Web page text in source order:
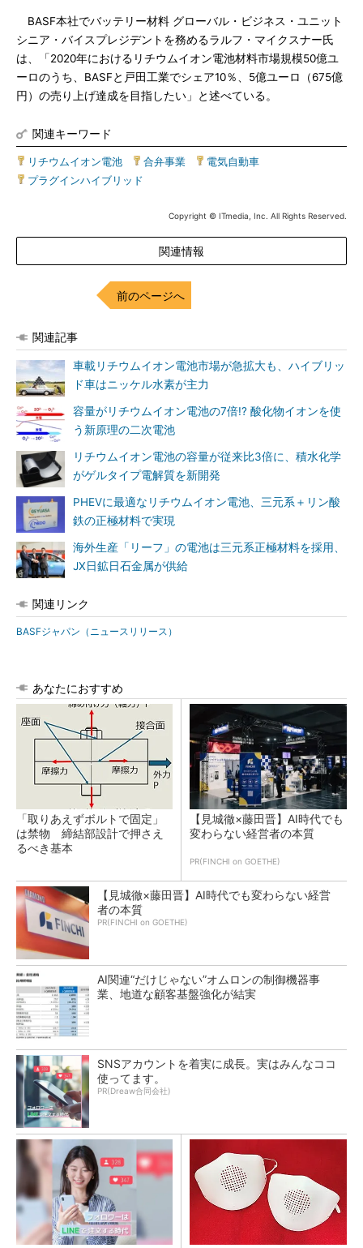
BASF本社でバッテリー材料 グローバル・ビジネス・ユニット
シニア・バイスプレジデントを務めるラルフ・マイクスナー氏
は、「2020年におけるリチウムイオン電池材料市場規模50億ユ
ーロのうち、BASFと戸田工業でシェア10％、5億ユーロ（675億
円）の売り上げ達成を目指したい」と述べている。
関連キーワード
リチウムイオン電池 合弁事業 電気自動車
プラグインハイブリッド
Copyright © ITmedia, Inc. All Rights Reserved.
関連情報
前のページへ
関連記事
車載リチウムイオン電池市場が急拡大も、ハイブリッ
ド車はニッケル水素が主力
容量がリチウムイオン電池の7倍!? 酸化物イオンを使
う新原理の二次電池
リチウムイオン電池の容量が従来比3倍に、積水化学
がゲルタイプ電解質を新開発
PHEVに最適なリチウムイオン電池、三元系＋リン酸
鉄の正極材料で実現
海外生産「リーフ」の電池は三元系正極材料を採用、
JX日鉱日石金属が供給
関連リンク
BASFジャパン（ニュースリリース）
あなたにおすすめ
「取りあえずボルトで固定」
は禁物 締結部設計で押さえ
るべき基本
【見城徹×藤田晋】AI時代でも
変わらない経営者の本質
PR(FINCHI on GOETHE)
【見城徹×藤田晋】AI時代でも変わらない経営
者の本質
PR(FINCHI on GOETHE)
AI関連“だけじゃない”オムロンの制御機器事
業、地道な顧客基盤強化が結実
SNSアカウントを着実に成長。実はみんなココ
使ってます。
PR(Dreaw合同会社)